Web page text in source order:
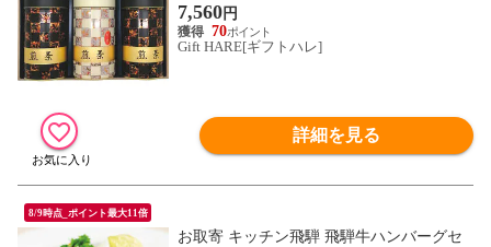
7,560円
70
Gift HARE[ギフトハレ]
詳細を見る
8/9時点_ポイント最大11倍
お取寄 キッチン飛騨 飛騨牛ハンバーグセ